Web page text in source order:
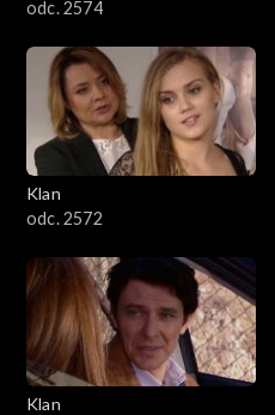
odc. 2574
Klan
odc. 2572
Klan